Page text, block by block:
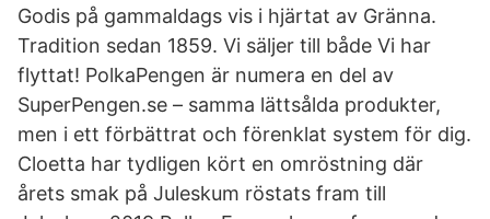
Godis på gammaldags vis i hjärtat av Gränna.
Tradition sedan 1859. Vi säljer till både Vi har
flyttat! PolkaPengen är numera en del av
SuperPengen.se – samma lättsålda produkter,
men i ett förbättrat och förenklat system för dig.
Cloetta har tydligen kört en omröstning där
årets smak på Juleskum röstats fram till